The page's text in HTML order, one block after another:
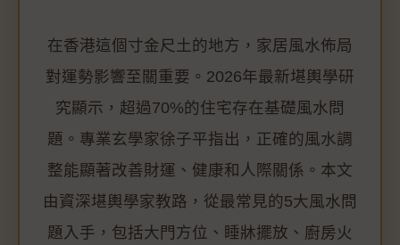
在香港這個寸金尺土的地方，家居風水佈局
對運勢影響至關重要。2026年最新堪輿學研
究顯示，超過70%的住宅存在基礎風水問
題。專業玄學家徐子平指出，正確的風水調
整能顯著改善財運、健康和人際關係。本文
由資深堪輿學家教路，從最常見的5大風水問
題入手，包括大門方位、睡牀擺放、廚房火